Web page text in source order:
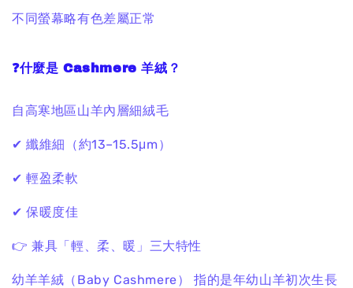
不同螢幕略有色差屬正常
❓什麼是 Cashmere 羊絨？
自高寒地區山羊內層細絨毛
✔ 纖維細（約13–15.5μm）
✔ 輕盈柔軟
✔ 保暖度佳
👉 兼具「輕、柔、暖」三大特性
幼羊羊絨（Baby Cashmere） 指的是年幼山羊初次生長